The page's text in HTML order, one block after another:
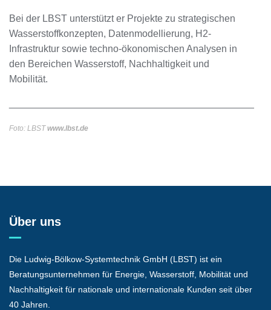
Bei der LBST unterstützt er Projekte zu strategischen
Wasserstoffkonzepten, Datenmodellierung, H2-
Infrastruktur sowie techno-ökonomischen Analysen in
den Bereichen Wasserstoff, Nachhaltigkeit und
Mobilität.
Foto: LBSTwww.lbst.de
Über uns
Die Ludwig-Bölkow-Systemtechnik GmbH (LBST) ist ein
Beratungsunternehmen für Energie, Wasserstoff, Mobilität und
Nachhaltigkeit für nationale und internationale Kunden seit über
40 Jahren.